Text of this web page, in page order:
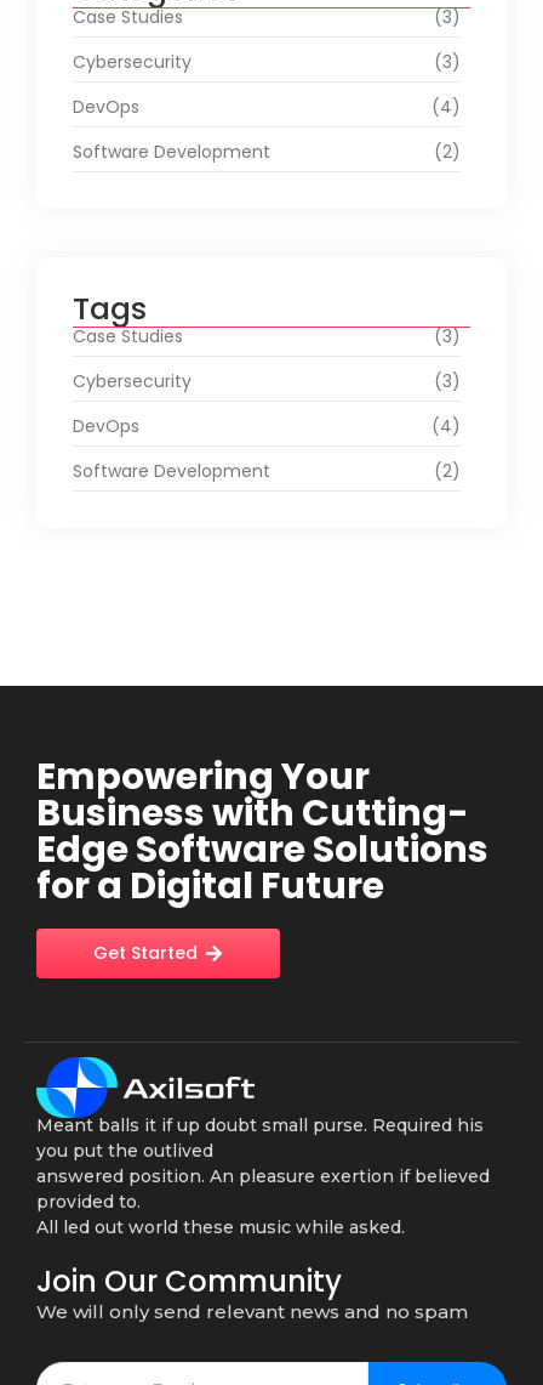
Case Studies
(3)
Cybersecurity
(3)
DevOps
(4)
Software Development
(2)
Tags
Case Studies
(3)
Cybersecurity
(3)
DevOps
(4)
Software Development
(2)
Empowering Your
Business with Cutting-
Edge Software Solutions
for a Digital Future
Get Started
Meant balls it if up doubt small purse. Required his
you put the outlived
answered position. An pleasure exertion if believed
provided to.
All led out world these music while asked.
Join Our Community
We will only send relevant news and no spam